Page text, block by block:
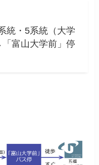
統・5系統（大学
富山大学前」停